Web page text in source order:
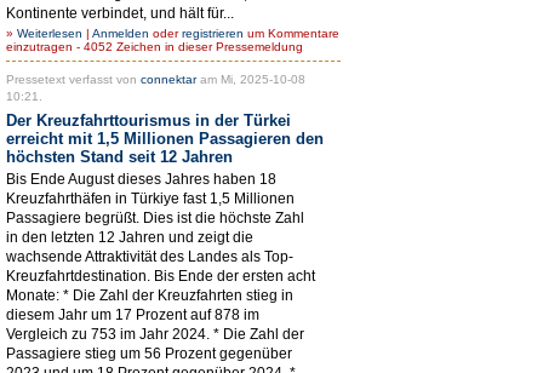
Kontinente verbindet, und hält für...
» Weiterlesen | Anmelden oderregistrieren um Kommentare
einzutragen - 4052 Zeichen in dieser Pressemeldung
Pressetext verfasst von connektaram Mi, 2025-10-08
10:21.
Der Kreuzfahrttourismus in der Türkei
erreicht mit 1,5 Millionen Passagieren den
höchsten Stand seit 12 Jahren
Bis Ende August dieses Jahres haben 18
Kreuzfahrthäfen in Türkiye fast 1,5 Millionen
Passagiere begrüßt. Dies ist die höchste Zahl
in den letzten 12 Jahren und zeigt die
wachsende Attraktivität des Landes als Top-
Kreuzfahrtdestination. Bis Ende der ersten acht
Monate: * Die Zahl der Kreuzfahrten stieg in
diesem Jahr um 17 Prozent auf 878 im
Vergleich zu 753 im Jahr 2024. * Die Zahl der
Passagiere stieg um 56 Prozent gegenüber